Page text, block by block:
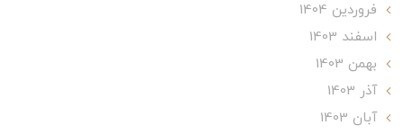
فروردین 1404
اسفند 1403
بهمن 1403
آذر 1403
آبان 1403